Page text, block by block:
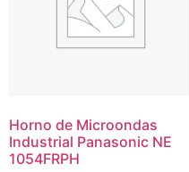
Horno de Microondas
Industrial Panasonic NE
1054FRPH